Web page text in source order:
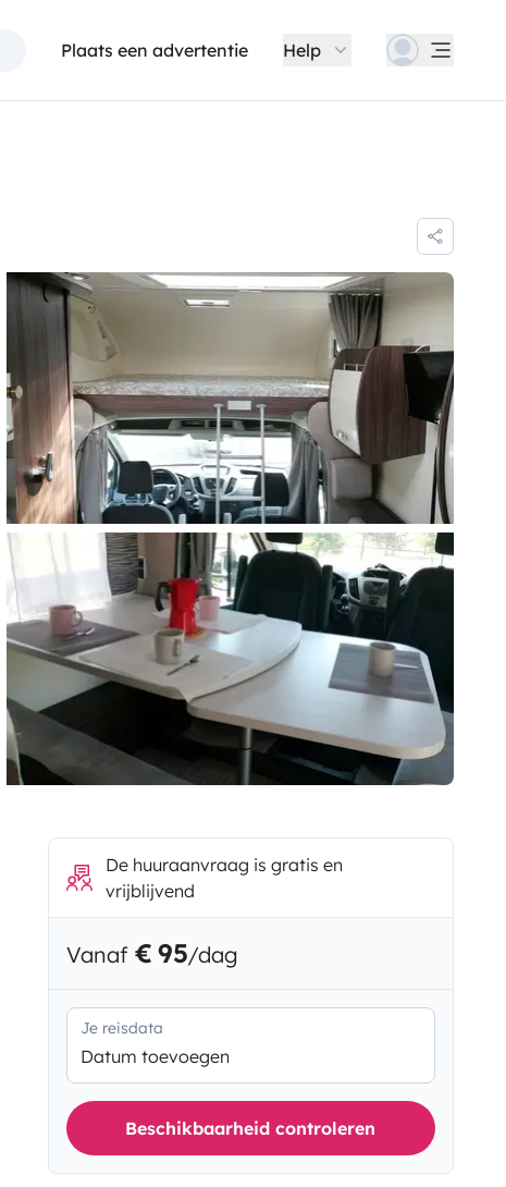
Plaats een advertentie Help
De huuraanvraag is gratis en
vrijblijvend
Vanaf € 95/dag
Je reisdata
Datum toevoegen
Beschikbaarheid controleren